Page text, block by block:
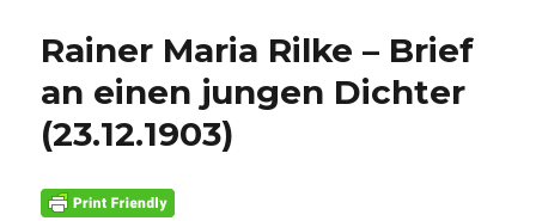
Rainer Maria Rilke – Brief
an einen jungen Dichter
(23.12.1903)